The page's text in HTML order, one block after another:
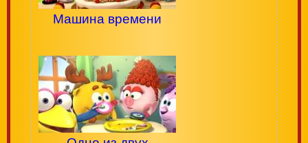
Машина времени